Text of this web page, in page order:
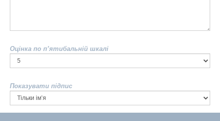
Оцінка по п’ятибальній шкалі
Показувати підпис